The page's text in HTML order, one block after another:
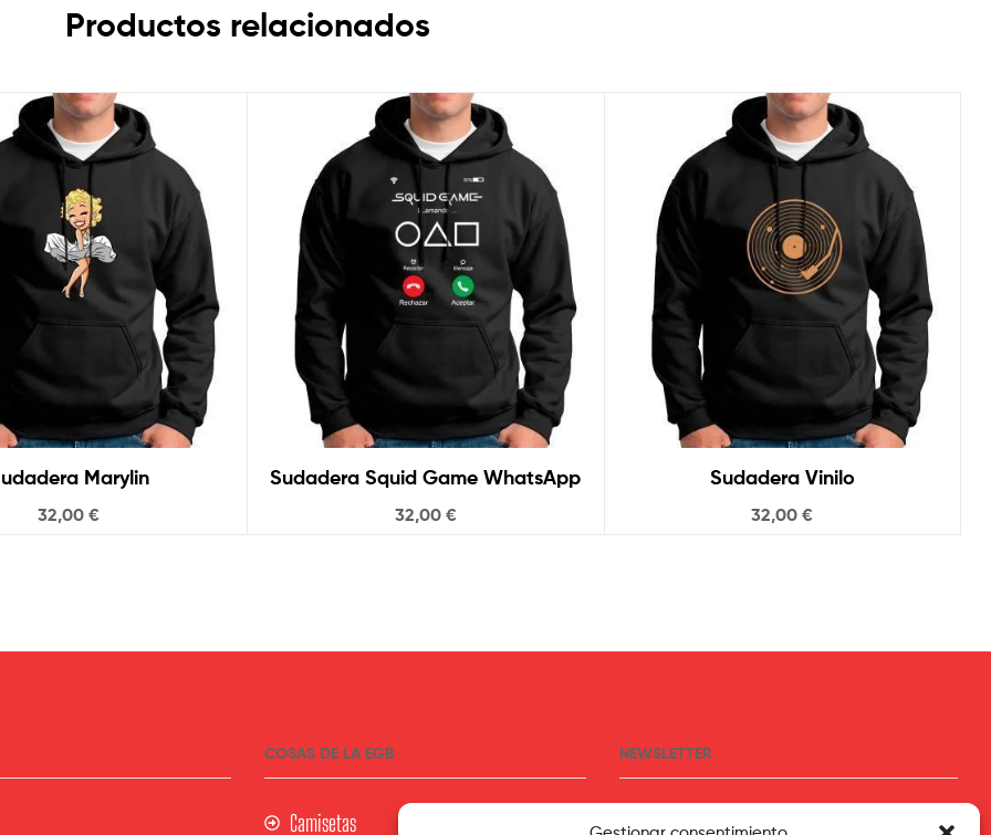
Productos relacionados
Sudadera Marylin
32,00€
Sudadera Squid Game WhatsApp
32,00 €
Sudadera Vinilo
32,00€
COSAS DE LA EGB
Camisetas
NEWSLETTER
Suscríbete para recibir las últimas novedades